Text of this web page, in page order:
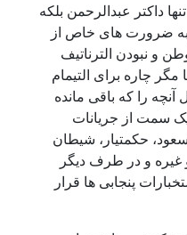
تنها داکتر عبدالرحمن بلکه
ضرورت های خاص از
و نبودن الترناتیف
مگر چاره برای التیمام
آنچه را که باقی مانده
سمت از جریانات
حکمتیار، شیطان
غیره و در طرف دیگر
پنجابی ها قرار